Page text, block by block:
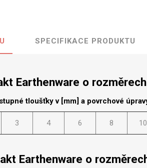
Dřevodekory
Fantazijní
Kovolamináty
Bezotiskové
textil
plast
SPECIFIKACE PRODUKTU
Earthenware o
tloušťky v [mm] a povrchové
3 4 6 8 10
Earthenware o